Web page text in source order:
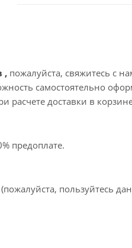
, пожалуйста, свяжитесь с
самостоятельно
доставки в
предоплате.
пользуйтесь